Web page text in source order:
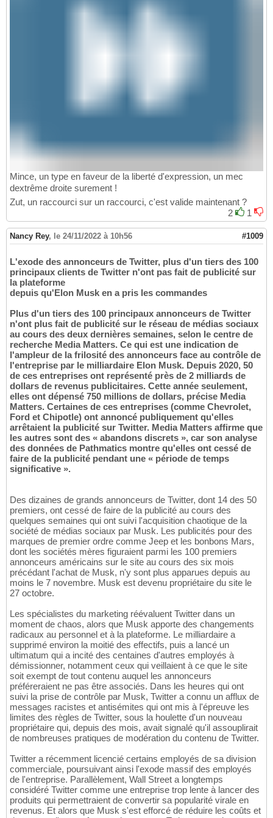
Mince, un type en faveur de la liberté d'expression, un mec
dextrême droite surement !
Zut, un raccourci sur un raccourci, c'est valide maintenant ?
2
1
Nancy Rey, le 24/11/2022 à 10h56 #1009
L'exode des annonceurs de Twitter, plus d'un tiers des 100
principaux clients de Twitter n'ont pas fait de publicité sur
la plateforme
depuis qu'Elon Musk en a pris les commandes
Plus d'un tiers des 100 principaux annonceurs de Twitter
n'ont plus fait de publicité sur le réseau de médias sociaux
au cours des deux dernières semaines, selon le centre de
recherche Media Matters. Ce qui est une indication de
l'ampleur de la frilosité des annonceurs face au contrôle de
l'entreprise par le milliardaire Elon Musk. Depuis 2020, 50
de ces entreprises ont représenté près de 2 milliards de
dollars de revenus publicitaires. Cette année seulement,
elles ont dépensé 750 millions de dollars, précise Media
Matters. Certaines de ces entreprises (comme Chevrolet,
Ford et Chipotle) ont annoncé publiquement qu'elles
arrêtaient la publicité sur Twitter. Media Matters affirme que
les autres sont des « abandons discrets », car son analyse
des données de Pathmatics montre qu'elles ont cessé de
faire de la publicité pendant une « période de temps
significative ».
Des dizaines de grands annonceurs de Twitter, dont 14 des 50
premiers, ont cessé de faire de la publicité au cours des
quelques semaines qui ont suivi l'acquisition chaotique de la
société de médias sociaux par Musk. Les publicités pour des
marques de premier ordre comme Jeep et les bonbons Mars,
dont les sociétés mères figuraient parmi les 100 premiers
annonceurs américains sur le site au cours des six mois
précédant l'achat de Musk, n'y sont plus apparues depuis au
moins le 7 novembre. Musk est devenu propriétaire du site le
27 octobre.
Les spécialistes du marketing réévaluent Twitter dans un
moment de chaos, alors que Musk apporte des changements
radicaux au personnel et à la plateforme. Le milliardaire a
supprimé environ la moitié des effectifs, puis a lancé un
ultimatum qui a incité des centaines d'autres employés à
démissionner, notamment ceux qui veillaient à ce que le site
soit exempt de tout contenu auquel les annonceurs
préféreraient ne pas être associés. Dans les heures qui ont
suivi la prise de contrôle par Musk, Twitter a connu un afflux de
messages racistes et antisémites qui ont mis à l'épreuve les
limites des règles de Twitter, sous la houlette d'un nouveau
propriétaire qui, depuis des mois, avait signalé qu'il assouplirait
de nombreuses pratiques de modération du contenu de Twitter.
Twitter a récemment licencié certains employés de sa division
commerciale, poursuivant ainsi l'exode massif des employés
de l'entreprise. Parallèlement, Wall Street a longtemps
considéré Twitter comme une entreprise trop lente à lancer des
produits qui permettraient de convertir sa popularité virale en
revenus. Et alors que Musk s'est efforcé de réduire les coûts et